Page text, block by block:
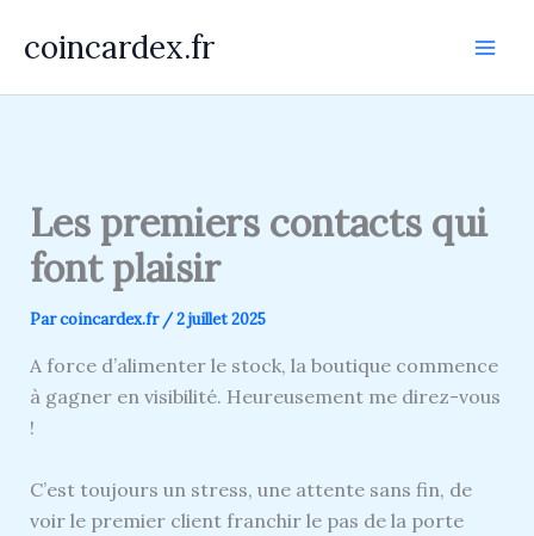
coincardex.fr
Les premiers contacts qui
font plaisir
Parcoincardex.fr /2 juillet 2025
A force d’alimenter le stock, la boutique commence
à gagner en visibilité. Heureusement me direz-vous
!
C’est toujours un stress, une attente sans fin, de
voir le premier client franchir le pas de la porte